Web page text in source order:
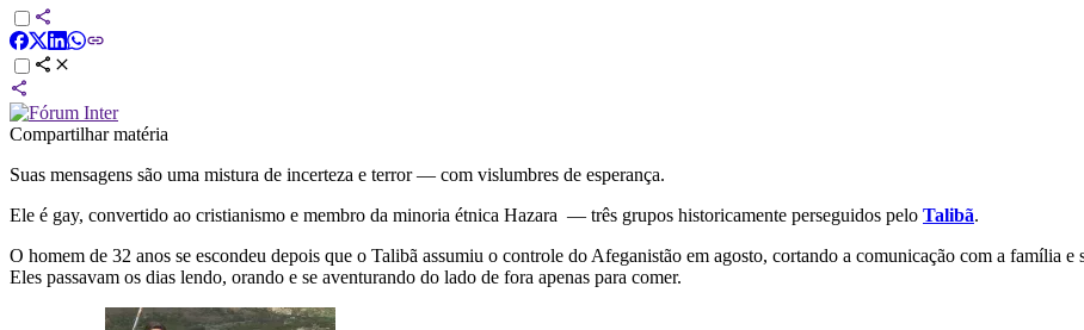
Compartilhar matéria
Suas mensagens são uma mistura de incerteza e terror — com vislumbres de esperança.
Ele é gay, convertido ao cristianismo e membro da minoria étnica Hazara — três grupos historicamente perseguidos pelo Talibã.
O homem de 32 anos se escondeu depois que o Talibã assumiu o controle do Afeganistão em agosto, cortando a comunicação com a família
Eles passavam os dias lendo, orando e se aventurando do lado de fora apenas para comer.